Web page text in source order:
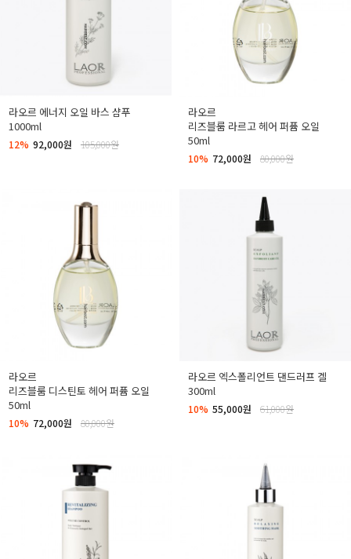
라오르 에너지 오일 바스 샴푸
1000ml
12% 92,000원 105,000원
라오르
리즈블룸 라르고 헤어 퍼퓸 오일
50ml
10% 72,000원 80,000원
라오르
리즈블룸 디스틴토 헤어 퍼퓸 오일
50ml
10% 72,000원 80,000원
라오르 엑스폴리언트 댄드러프 겔
300ml
10% 55,000원 61,000원